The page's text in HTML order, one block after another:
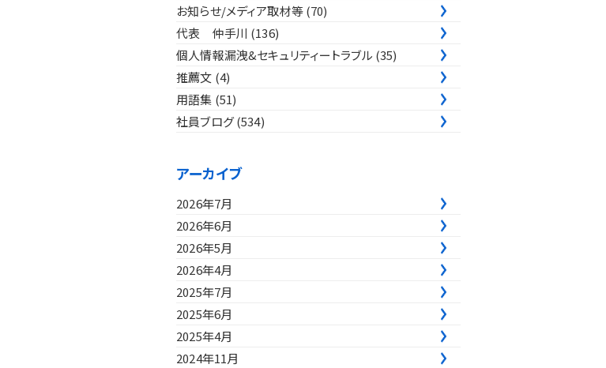
お知らせ/メディア取材等(70)
代表 仲手川 (136)
個人情報漏洩&セキュリティートラブル (35)
推薦文 (4)
用語集 (51)
社員ブログ(534)
アーカイブ
2026年7月
2026年6月
2026年5月
2026年4月
2025年7月
2025年6月
2025年4月
2024年11月